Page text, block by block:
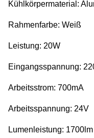
Kühlkörpermaterial:
Rahmenfarbe: Weiß
Leistung: 20W
Eingangsspannung:
Arbeitsstrom: 700mA
Arbeitsspannung: 24V
Lumenleistung: 1700lm